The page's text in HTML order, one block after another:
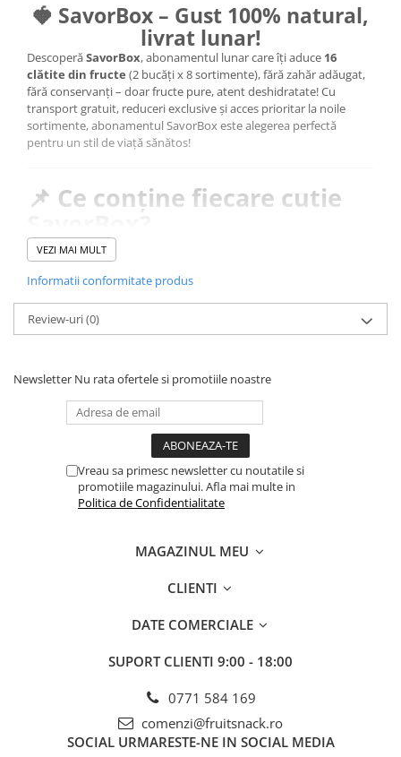
🍓 SavorBox – Gust 100% natural,
livrat lunar!
DescoperăSavorBox, abonamentul lunar care îți aduce 16
clătite din fructe (2 bucăți x 8 sortimente), fără zahăr adăugat,
fără conservanți – doar fructe pure, atent deshidratate! Cu
transport gratuit, reduceri exclusive și acces prioritar la noile
sortimente, abonamentul SavorBox este alegerea perfectă
pentru un stil de viață sănătos!
📌 Ce conține fiecare cutie
✔️16 clătite delicioase din fructe 100% naturale:
2 dinzmeură
2 dincăpșune
2 din
ananas
afine
2 din banane & migdale
În plus, vei fi printre primii care degustă noile sortimente
de sezon!
Transport GRATUIT– economisești 20 lei/lună!
Cutia se livrează în prima săptămână a fiecărei luni.
Reduceri progresive pentru abonamentele mai mari.
📌 Alege abonamentul
🔹 Abonament 2 luni – Încearcă
experiența SavorBox!
✅ 2 luni de gustări naturale, perfecte pentru un stil de viață
✅ Mix variat, fără conservanți sau zahăr adăugat.
Transport GRATUIT– economisești 40 lei!
Preț: 200 lei (100 lei/lună) | Economisești 40 lei față de
comenzi individuale!
VEZI MAI MULT
Informatii conformitate produs
Review-uri(0)
Newsletter Nu rata ofertele si promotiile noastre
Vreau sa primesc newsletter cu noutatile si
promotiile magazinului. Afla mai multe in
Politica de Confidentialitate
MAGAZINUL MEU
CLIENTI
DATE COMERCIALE
SUPORT CLIENTI 9:00 - 18:00
0771 584 169
comenzi@fruitsnack.ro
SOCIAL URMARESTE-NE IN SOCIAL MEDIA